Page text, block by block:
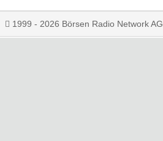
1999 - 2026 Börsen Radio Network AG